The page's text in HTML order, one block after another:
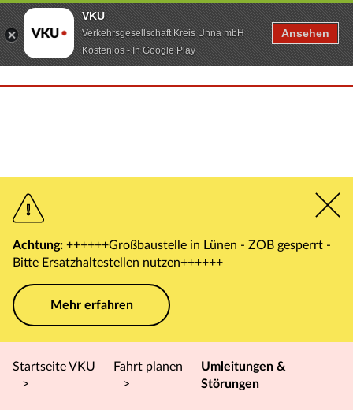
Achtung: ++++++Großbaustelle in Lünen - ZOB gesperrt -
Bitte Ersatzhaltestellen nutzen++++++
Mehr erfahren
Startseite VKU
>
Fahrt planen
>
Umleitungen &
Störungen
VKU
Verkehrsgesellschaft Kreis Unna mbH
Kostenlos - In Google Play
Ansehen